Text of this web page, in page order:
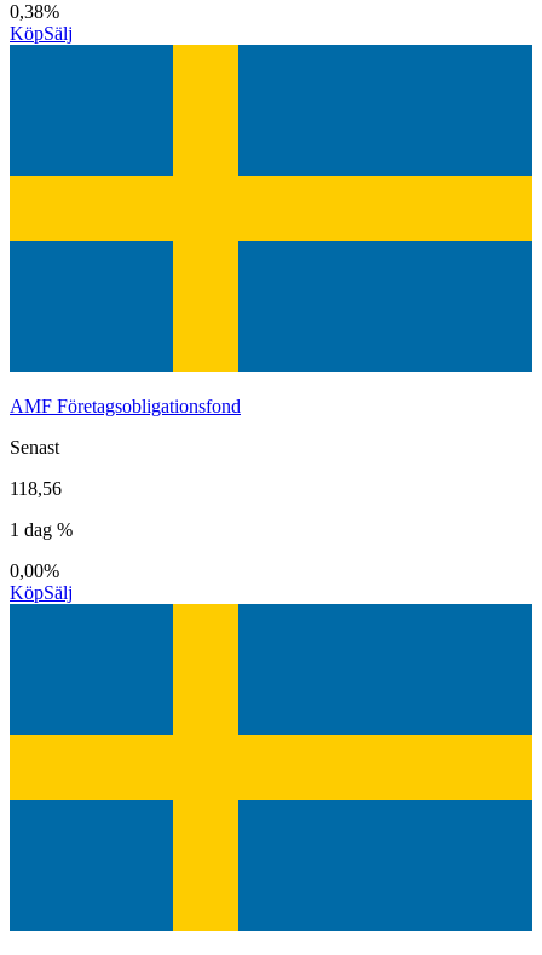
0,38%
KöpSälj
AMF Företagsobligationsfond
Senast
118,56
1 dag %
0,00%
KöpSälj